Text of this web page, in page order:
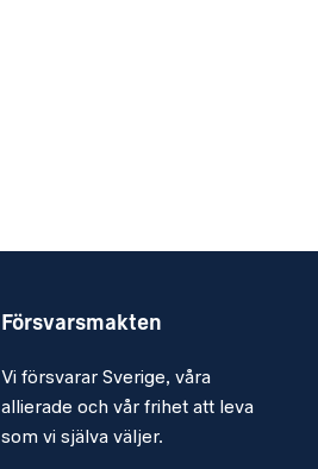
Försvarsmakten
Vi försvarar Sverige, våra
allierade och vår frihet att leva
som vi själva väljer.